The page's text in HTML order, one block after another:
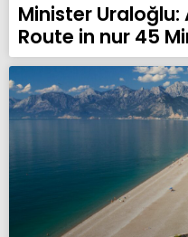
Minister
Route in nur 45